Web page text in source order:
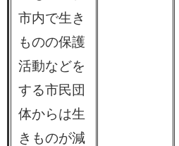
市内で生き
ものの保護
活動などを
する市民団
体からは生
きものが減